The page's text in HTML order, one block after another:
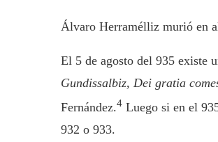
Álvaro Herramélliz murió en
El 5 de agosto del 935 existe
Gundissalbiz, Dei gratia
Fernández.4 Luego si en el
932 o 933.